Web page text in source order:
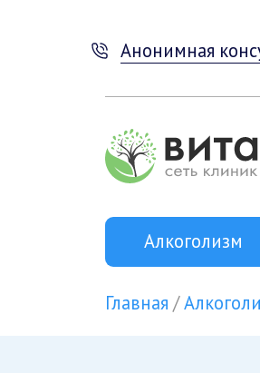
Анонимная
Алкоголизм
Главная